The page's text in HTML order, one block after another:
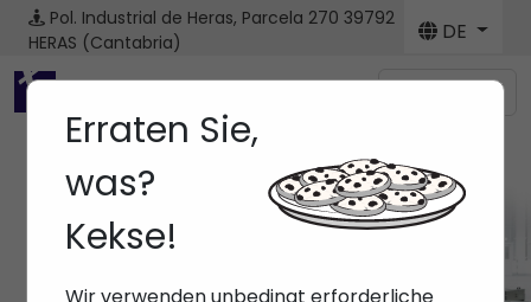
Pol. Industrial de Heras, Parcela 270 39792
HERAS (Cantabria)
DE
Menú
Erraten Sie,
was?
Kekse!